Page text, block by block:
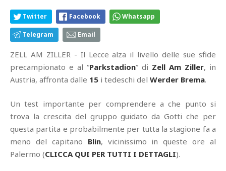
Twitter Facebook Whatsapp
Telegram Email
ZELL AM ZILLER - Il Lecce alza il livello delle sue sfide
precampionato e al “Parkstadion” di Zell Am Ziller, in
Austria, affronta dalle 15 i tedeschi del Werder Brema.
Un test importante per comprendere a che punto si
trova la crescita del gruppo guidato da Gotti che per
questa partita e probabilmente per tutta la stagione fa a
meno del capitano Blin, vicinissimo in queste ore al
Palermo (CLICCA QUI PER TUTTI I DETTAGLI).